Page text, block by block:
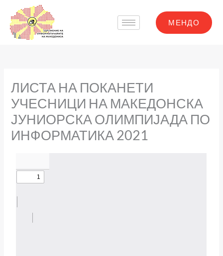
content
МЕНДО
ЛИСТА НА ПОКАНЕТИ
УЧЕСНИЦИ НА МАКЕДОНСКА
ЈУНИОРСКА ОЛИМПИЈАДА ПО
ИНФОРМАТИКА 2021